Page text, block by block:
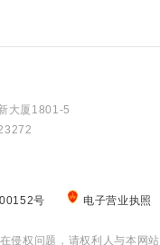
大厦1801-5
号 电子营业执照
侵权问题，请权利人与本网站